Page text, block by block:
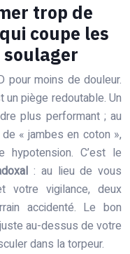
trop de
coupe les
soulager
pour moins de douleur.
piège redoutable. Un
plus performant ; au
« jambes en coton »,
hypotension. C’est le
: au lieu de vous
votre vigilance, deux
accidenté. Le bon
au-dessus de votre
dans la torpeur.